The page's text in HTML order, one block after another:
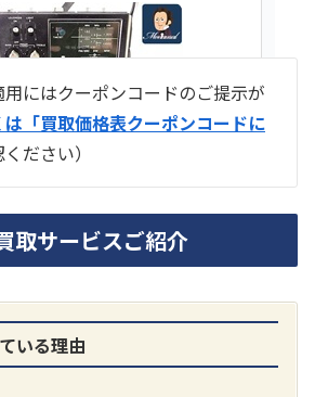
：お問合せください
SONY
にはクーポンコードのご提示が
は「買取価格表クーポンコードに
ださい）
サービスご紹介
いる理由